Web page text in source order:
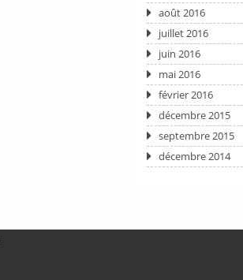
août 2016
juillet 2016
juin 2016
mai 2016
février 2016
décembre 2015
septembre 2015
décembre 2014